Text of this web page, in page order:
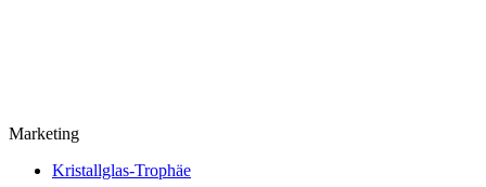
Marketing
Kristallglas-Trophäe